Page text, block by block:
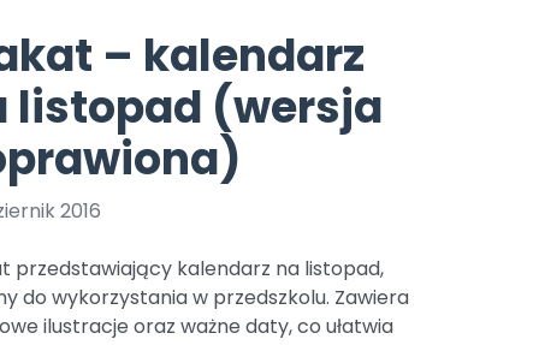
Archiwalne numery
Pomoc
Nowości
Zapowiedzi
Polecamy
czerwca 2024 r. uzyskała
r. Nr decyzji:
Online.
Bliżej Pieska
Pomoc zwierzętom
Książka (dla) Przedszkolaka
Promowanie czytelnictwa
TikTok
Zobacz nas na TikToku
YouTube
Filmy edukacyjne
– kalendarz
listopad (wersja
2016
przedstawiający kalendarz na listopad,
do wykorzystania w przedszkolu. Zawiera
ilustracje oraz ważne daty, co ułatwia